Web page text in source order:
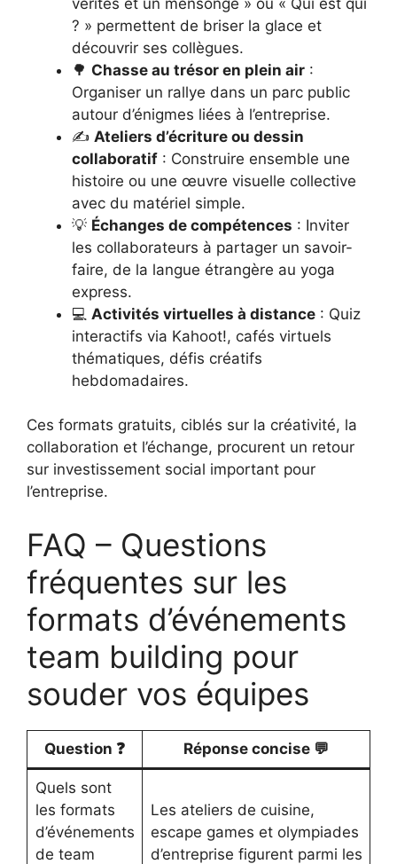
? » permettent de briser la glace et
découvrir ses collègues.
🌳 Chasse au trésor en plein air :
Organiser un rallye dans un parc public
autour d’énigmes liées à l’entreprise.
✍️ Ateliers d’écriture ou dessin
collaboratif : Construire ensemble une
histoire ou une œuvre visuelle collective
avec du matériel simple.
💡 Échanges de compétences : Inviter
les collaborateurs à partager un savoir-
faire, de la langue étrangère au yoga
express.
💻 Activités virtuelles à distance : Quiz
interactifs via Kahoot!, cafés virtuels
thématiques, défis créatifs
hebdomadaires.
Ces formats gratuits, ciblés sur la créativité, la
collaboration et l’échange, procurent un retour
sur investissement social important pour
l’entreprise.
FAQ – Questions
fréquentes sur les
formats d’événements
team building pour
souder vos équipes
Question ❓ Réponse concise 💬
Quels sont
les formats
d’événements
de team
Les ateliers de cuisine,
escape games et olympiades
d’entreprise figurent parmi les